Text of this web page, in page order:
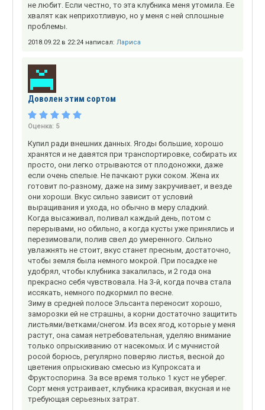
не любит. Если честно, то эта клубника меня утомила. Ее
хвалят как неприхотливую, но у меня с ней сплошные
проблемы.
2018.09.22 в 22:24 написал: Лариса
Доволен этим сортом
Оценка: 5
Купил ради внешних данных. Ягоды большие, хорошо
хранятся и не давятся при транспортировке, собирать их
просто, они легко отрываются от плодоножки, даже
если очень спелые. Не пачкают руки соком. Жена их
готовит по-разному, даже на зиму закручивает, и везде
они хороши. Вкус сильно зависит от условий
выращивания и ухода, но обычно в меру сладкий.
Когда высаживал, поливал каждый день, потом с
перерывами, но обильно, а когда кусты уже принялись и
перезимовали, полив свел до умеренного. Сильно
увлажнять не стоит, вкус станет пресным, достаточно,
чтобы земля была немного мокрой. При посадке не
удобрял, чтобы клубника закалилась, и 2 года она
прекрасно себя чувствовала. На 3-й, когда почва стала
иссякать, немного подкормил по весне.
Зиму в средней полосе Эльсанта переносит хорошо,
заморозки ей не страшны, а корни достаточно защитить
листьями/ветками/снегом. Из всех ягод, которые у меня
растут, она самая нетребовательная, уделяю внимание
только опрыскиванию от насекомых. И с мучнистой
росой борюсь, регулярно поверяю листья, весной до
цветения опрыскиваю смесью из Купроксата и
Фруктоспорина. За все время только 1 куст не уберег.
Сорт меня устраивает, клубника красивая, вкусная и не
требующая серьезных затрат.